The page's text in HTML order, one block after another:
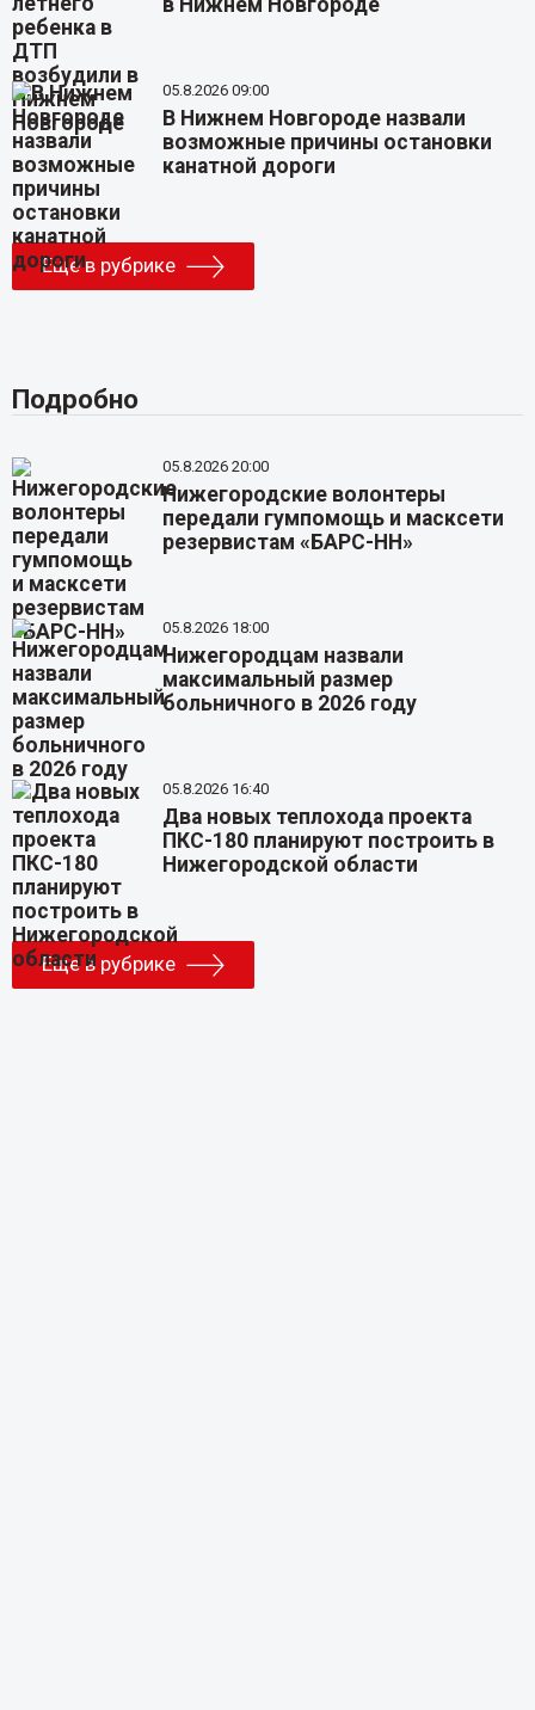
в Нижнем Новгороде
05.8.2026 09:00
В Нижнем Новгороде назвали
возможные причины остановки
канатной дороги
Еще в рубрике
Подробно
05.8.2026 20:00
Нижегородские волонтеры
передали гумпомощь и масксети
резервистам «БАРС-НН»
05.8.2026 18:00
Нижегородцам назвали
максимальный размер
больничного в 2026 году
05.8.2026 16:40
Два новых теплохода проекта
ПКС-180 планируют построить в
Нижегородской области
Еще в рубрике